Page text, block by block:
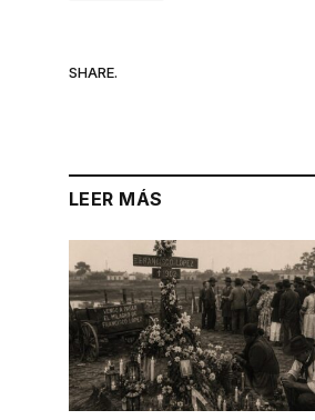
SHARE.
LEER MÁS